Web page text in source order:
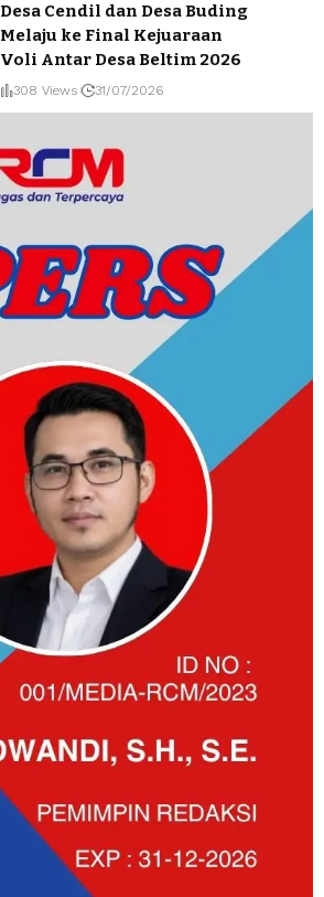
Desa Cendil dan Desa Buding
Melaju ke Final Kejuaraan
Voli Antar Desa Beltim 2026
308 Views 31/07/2026